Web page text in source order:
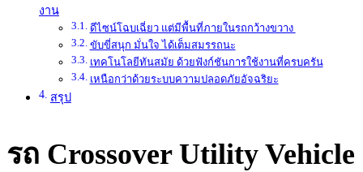
งาน
ดีไซน์​โฉบเฉี่ยว แต่มีพื้นที่ภายในรถกว้างขวาง
ขับขี่​สนุก มั่นใจ ได้เต็มสมรรถนะ
เทคโนโลยี​ทันสมัย ด้วยฟังก์ชันการใช้งานที่ครบครัน
เหนือกว่าด้วยระบบความปลอดภั​ยอัจฉริยะ
สรุป​
รถ​ Crossover Utility Vehicle​